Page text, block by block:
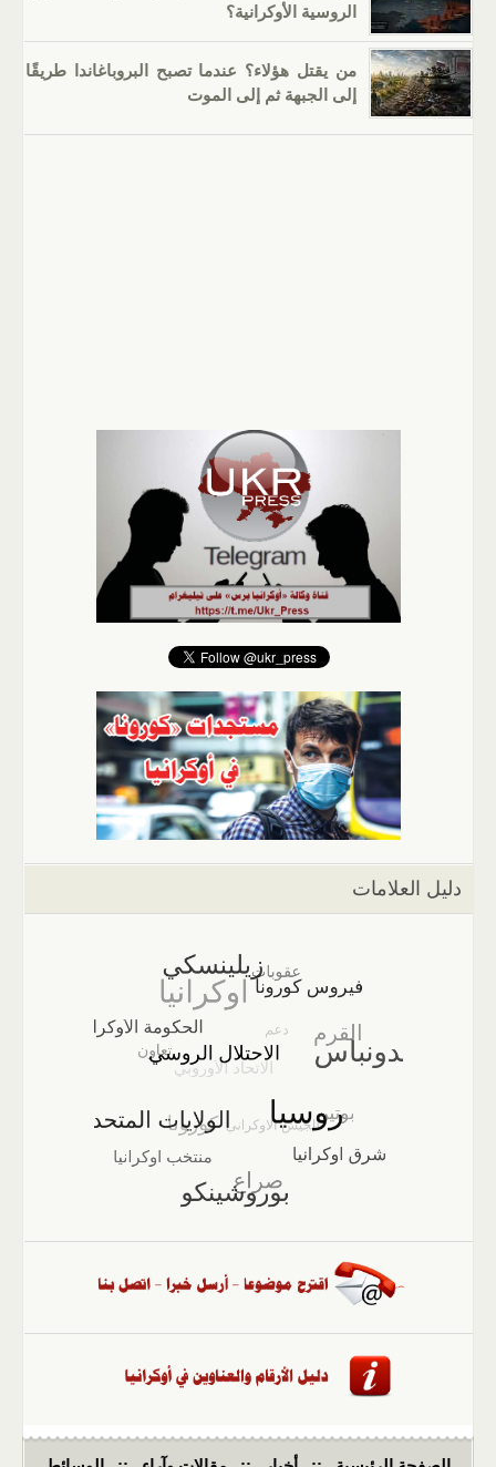
الروسية الأوكرانية؟
من يقتل هؤلاء؟ عندما تصبح البروباغاندا طريقًا
إلى الجبهة ثم إلى الموت
دليل العلامات